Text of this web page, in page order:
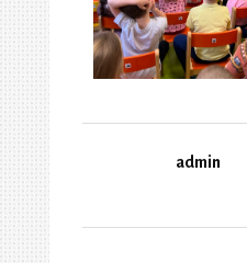
admin